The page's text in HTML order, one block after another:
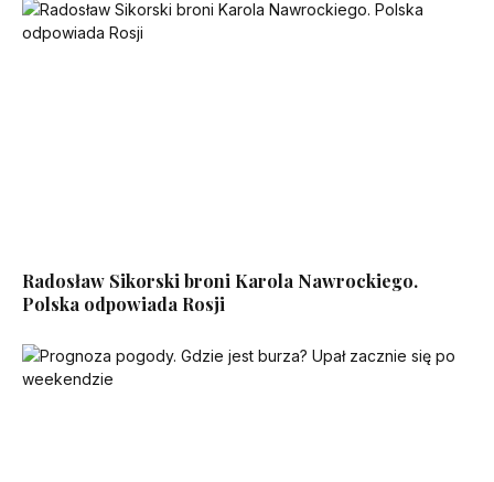
Radosław Sikorski broni Karola Nawrockiego.
Polska odpowiada Rosji